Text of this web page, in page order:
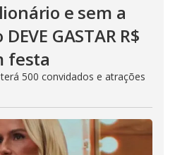
e sem a
GASTAR R$
festa
500 convidados e atrações